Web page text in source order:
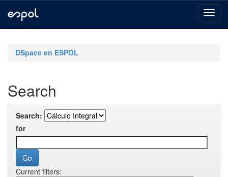
navigationDSpace en ESPOL
Search
Search:
for
Current filters: